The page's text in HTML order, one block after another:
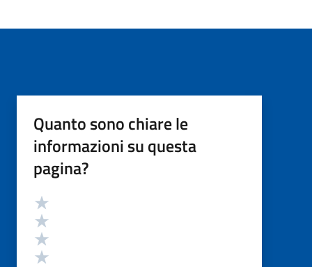
Quanto sono chiare le
informazioni su questa
pagina?
Valutazione